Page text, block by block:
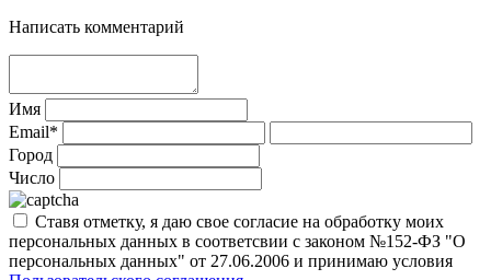
Написать комментарий
Имя
Email*
Город
Число
Ставя отметку, я даю свое согласие на обработку моих
персональных данных в соответсвии с законом №152-ФЗ "О
персональных данных" от 27.06.2006 и принимаю условия